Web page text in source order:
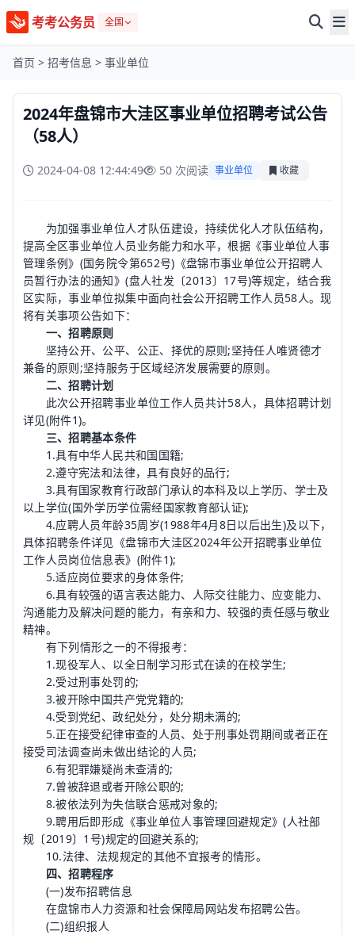
考考公务员 全国
首页 > 招考信息 > 事业单位
2024年盘锦市大洼区事业单位招聘考试公告
（58人）
2024-04-08 12:44:49 50 次阅读 事业单位 收藏
为加强事业单位人才队伍建设，持续优化人才队伍结构，
提高全区事业单位人员业务能力和水平，根据《事业单位人事
管理条例》(国务院令第652号)《盘锦市事业单位公开招聘人
员暂行办法的通知》(盘人社发〔2013〕17号)等规定，结合我
区实际，事业单位拟集中面向社会公开招聘工作人员58人。现
将有关事项公告如下：
一、招聘原则
坚持公开、公平、公正、择优的原则;坚持任人唯贤德才
兼备的原则;坚持服务于区域经济发展需要的原则。
二、招聘计划
此次公开招聘事业单位工作人员共计58人，具体招聘计划
详见(附件1)。
三、招聘基本条件
1.具有中华人民共和国国籍;
2.遵守宪法和法律，具有良好的品行;
3.具有国家教育行政部门承认的本科及以上学历、学士及
以上学位(国外学历学位需经国家教育部认证);
4.应聘人员年龄35周岁(1988年4月8日以后出生)及以下，
具体招聘条件详见《盘锦市大洼区2024年公开招聘事业单位
工作人员岗位信息表》(附件1);
5.适应岗位要求的身体条件;
6.具有较强的语言表达能力、人际交往能力、应变能力、
沟通能力及解决问题的能力，有亲和力、较强的责任感与敬业
精神。
有下列情形之一的不得报考：
1.现役军人、以全日制学习形式在读的在校学生;
2.受过刑事处罚的;
3.被开除中国共产党党籍的;
4.受到党纪、政纪处分，处分期未满的;
5.正在接受纪律审查的人员、处于刑事处罚期间或者正在
接受司法调查尚未做出结论的人员;
6.有犯罪嫌疑尚未查清的;
7.曾被辞退或者开除公职的;
8.被依法列为失信联合惩戒对象的;
9.聘用后即形成《事业单位人事管理回避规定》(人社部
规〔2019〕1号)规定的回避关系的;
10.法律、法规规定的其他不宜报考的情形。
四、招聘程序
(一)发布招聘信息
在盘锦市人力资源和社会保障局网站发布招聘公告。
(二)组织报人